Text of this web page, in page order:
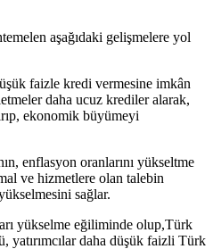
aşağıdaki gelişmelere yol
faizle kredi vermesine imkân
daha ucuz krediler alarak,
ekonomik büyümeyi
enflasyon oranlarını yükseltme
ve hizmetlere olan talebin
sağlar.
yükselme eğiliminde olup,Türk
yatırımcılar daha düşük faizli Türk